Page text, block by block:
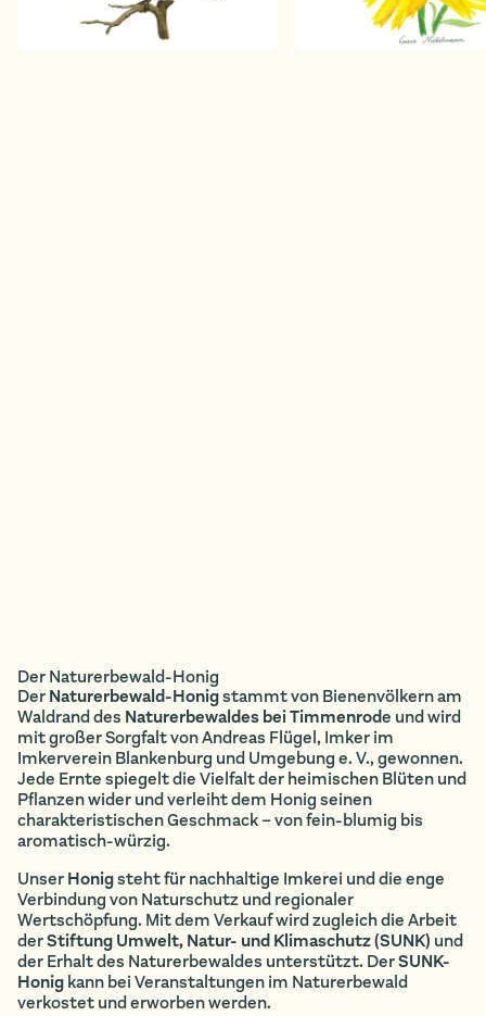
Der Naturerbewald-Honig
DerNaturerbewald-Honigstammt von Bienenvölkern am
Waldrand des Naturerbewaldes bei Timmenrode und wird
mit großer Sorgfalt von Andreas Flügel, Imker im
Imkerverein Blankenburg und Umgebung e. V., gewonnen.
Jede Ernte spiegelt die Vielfalt der heimischen Blüten und
Pflanzen wider und verleiht dem Honig seinen
charakteristischen Geschmack – von fein-blumig bis
aromatisch-würzig.
UnserHonigsteht für nachhaltige Imkerei und die enge
Verbindung von Naturschutz und regionaler
Wertschöpfung. Mit dem Verkauf wird zugleich die Arbeit
derStiftung Umwelt, Natur- und Klimaschutz (SUNK) und
der Erhalt des Naturerbewaldes unterstützt. DerSUNK-
Honigkann bei Veranstaltungen im Naturerbewald
verkostet und erworben werden.